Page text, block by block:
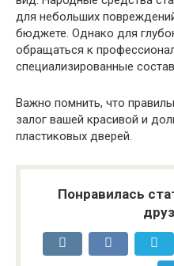
для небольших
бюджете. Однако для
обращаться к
специализированные
Важно помнить, что
залог вашей красивой и
пластиковых дверей.
Понравилась